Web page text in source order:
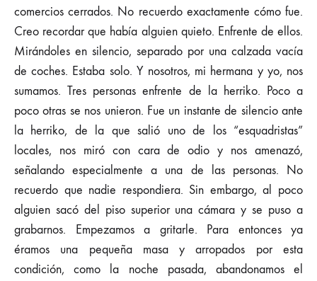
comercios cerrados. No recuerdo exactamente cómo fue.
Creo recordar que había alguien quieto. Enfrente de ellos.
Mirándoles en silencio, separado por una calzada vacía
de coches. Estaba solo. Y nosotros, mi hermana y yo, nos
sumamos. Tres personas enfrente de la herriko. Poco a
poco otras se nos unieron. Fue un instante de silencio ante
la herriko, de la que salió uno de los “esquadristas”
locales, nos miró con cara de odio y nos amenazó,
señalando especialmente a una de las personas. No
recuerdo que nadie respondiera. Sin embargo, al poco
alguien sacó del piso superior una cámara y se puso a
grabarnos. Empezamos a gritarle. Para entonces ya
éramos una pequeña masa y arropados por esta
condición, como la noche pasada, abandonamos el